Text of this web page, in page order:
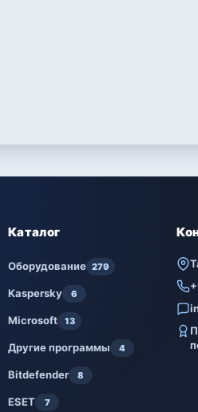
Каталог
Оборудование 279
Kaspersky 6
Microsoft 13
Другие программы 4
Bitdefender 8
ESET 7